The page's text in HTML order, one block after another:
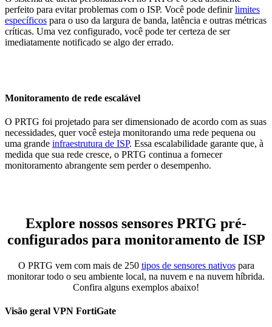
perfeito para evitar problemas com o ISP. Você pode definirlimites
específicos para o uso da largura de banda, latência e outras métricas
críticas. Uma vez configurado, você pode ter certeza de ser
imediatamente notificado se algo der errado.
Monitoramento de rede escalável
O PRTG foi projetado para ser dimensionado de acordo com as suas
necessidades, quer você esteja monitorando uma rede pequena ou
uma grande infraestrutura de ISP. Essa escalabilidade garante que, à
medida que sua rede cresce, o PRTG continua a fornecer
monitoramento abrangente sem perder o desempenho.
Explore nossos sensores PRTG pré-
configurados para monitoramento de ISP
O PRTG vem com mais de 250 tipos de sensores nativospara
monitorar todo o seu ambiente local, na nuvem e na nuvem híbrida.
Confira alguns exemplos abaixo!
Visão geral VPN FortiGate